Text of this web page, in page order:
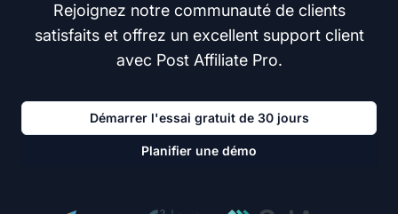
Rejoignez notre communauté de clients
satisfaits et offrez un excellent support client
avec Post Affiliate Pro.
Démarrer l'essai gratuit de 30 jours
Planifier une démo